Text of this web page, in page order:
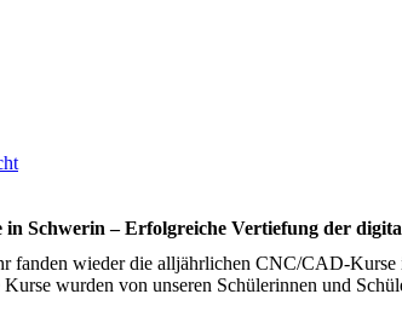
Schwerin – Erfolgreiche Vertiefung der
fanden wieder die alljährlichen CNC/CAD-
wurden von unseren Schülerinnen und